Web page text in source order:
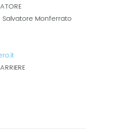
Salvatore Monferrato